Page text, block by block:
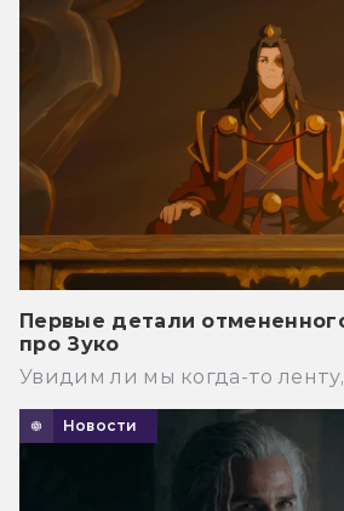
Первые детали
про Зуко
Увидим ли мы когда-то
Новости